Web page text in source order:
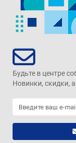
Будьте в центре
Новинки, скидки,